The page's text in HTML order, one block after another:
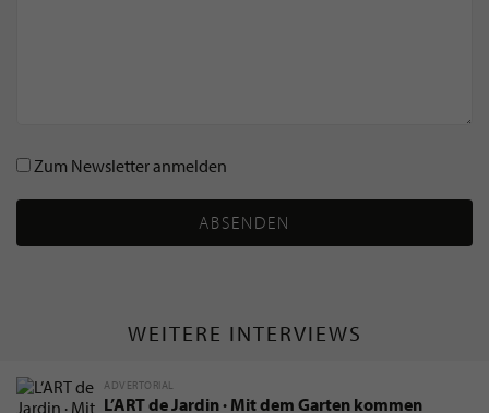
Zum Newsletter anmelden
ABSENDEN
WEITERE INTERVIEWS
ADVERTORIAL
L’ART de Jardin · Mit dem Garten kommen